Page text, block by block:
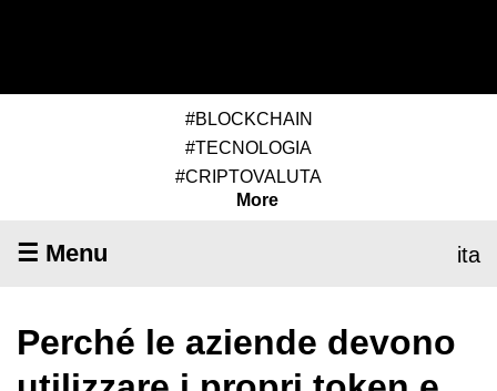
#BLOCKCHAIN
#TECNOLOGIA
#CRIPTOVALUTA
More
☰ Menu ita
Perché le aziende devono